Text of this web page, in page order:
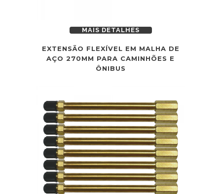
MAIS DETALHES
EXTENSÃO FLEXÍVEL EM MALHA DE
AÇO 270MM PARA CAMINHÕES E
ÔNIBUS